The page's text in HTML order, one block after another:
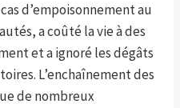
d’empoisonnement au
a coûté la vie à des
et a ignoré les dégâts
L’enchaînement des
de nombreux